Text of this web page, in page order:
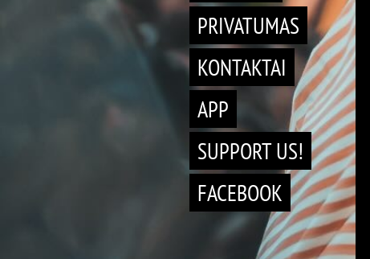
PRIVATUMAS
KONTAKTAI
APP
SUPPORT US!
FACEBOOK